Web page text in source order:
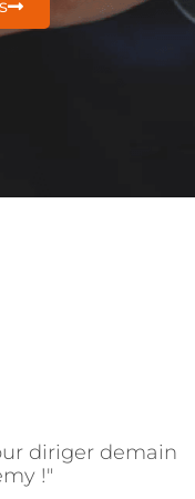
diriger demain
!"